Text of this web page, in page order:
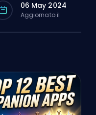
06 May 2024
Aggiornato il